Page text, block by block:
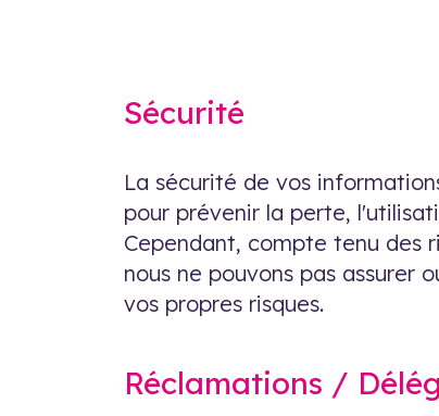
Sécurité
La sécurité de vos
pour prévenir la perte,
Cependant, compte tenu des
nous ne pouvons pas assurer
vos propres risques.
Réclamations /